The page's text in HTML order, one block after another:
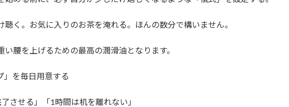
聴く。お気に入りのお茶を淹れる。ほんの数分で構いません。
い腰を上げるための最高の潤滑油となります。
」を毎日用意する
させる」「1時間は机を離れない」